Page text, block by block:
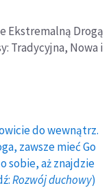
Ekstremalną Drogą
Tradycyjna, Nowa i
do wewnątrz.
zawsze mieć Go
sobie, aż znajdzie
Rozwój duchowy)